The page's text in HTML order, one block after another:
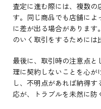
査定に進む際には、複数
す。同じ商品でも店舗に
に差が出る場合がありま
のいく取引をするためには
最後に、取引時の注意点
理に契約しないことを心
し、不明点があれば納得
応が、トラブルを未然に防